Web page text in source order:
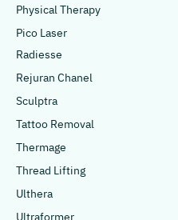
Physical Therapy
Pico Laser
Radiesse
Rejuran Chanel
Sculptra
Tattoo Removal
Thermage
Thread Lifting
Ulthera